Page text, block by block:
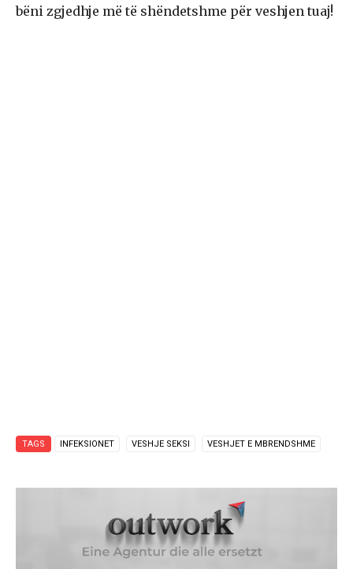
bëni zgjedhje më të shëndetshme për veshjen tuaj!
TAGS INFEKSIONET VESHJE SEKSI VESHJET E MBRENDSHME